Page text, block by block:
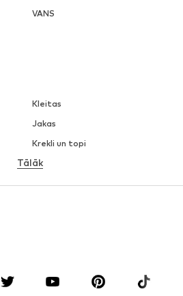
VANS
Kleitas
Jakas
Krekli un topi
Apakšveļa
Blūzes un tunikas
Premium
Tālāk